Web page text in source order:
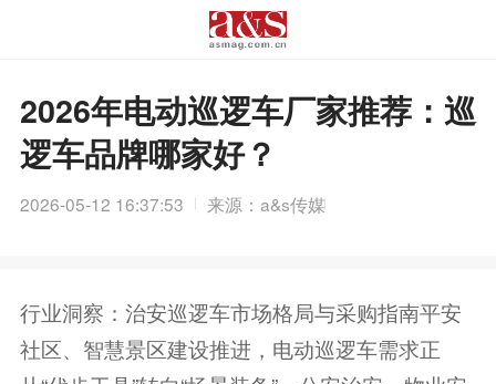
2026年电动巡逻车厂家推荐：巡
逻车品牌哪家好？
2026-05-12 16:37:53 来源：a&s传媒
行业洞察：治安巡逻车市场格局与采购指南平安
社区、智慧景区建设推进，电动巡逻车需求正